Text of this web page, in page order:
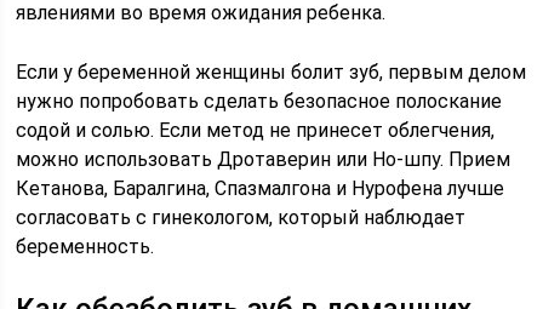
явлениями во время ожидания ребенка.
Если у беременной женщины болит зуб, первым делом
нужно попробовать сделать безопасное полоскание
содой и солью. Если метод не принесет облегчения,
можно использовать Дротаверин или Но-шпу. Прием
Кетанова, Баралгина, Спазмалгона и Нурофена лучше
согласовать с гинекологом, который наблюдает
беременность.